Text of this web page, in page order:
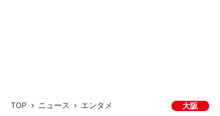
TOP ニュース エンタメ 大阪